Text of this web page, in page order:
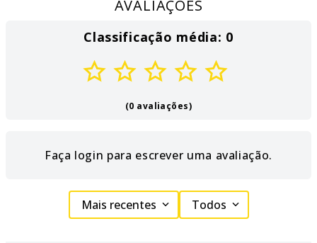
AVALIAÇÕES
Classificação média: 0
(0 avaliações)
Faça login para escrever uma avaliação.
Mais recentes Todos